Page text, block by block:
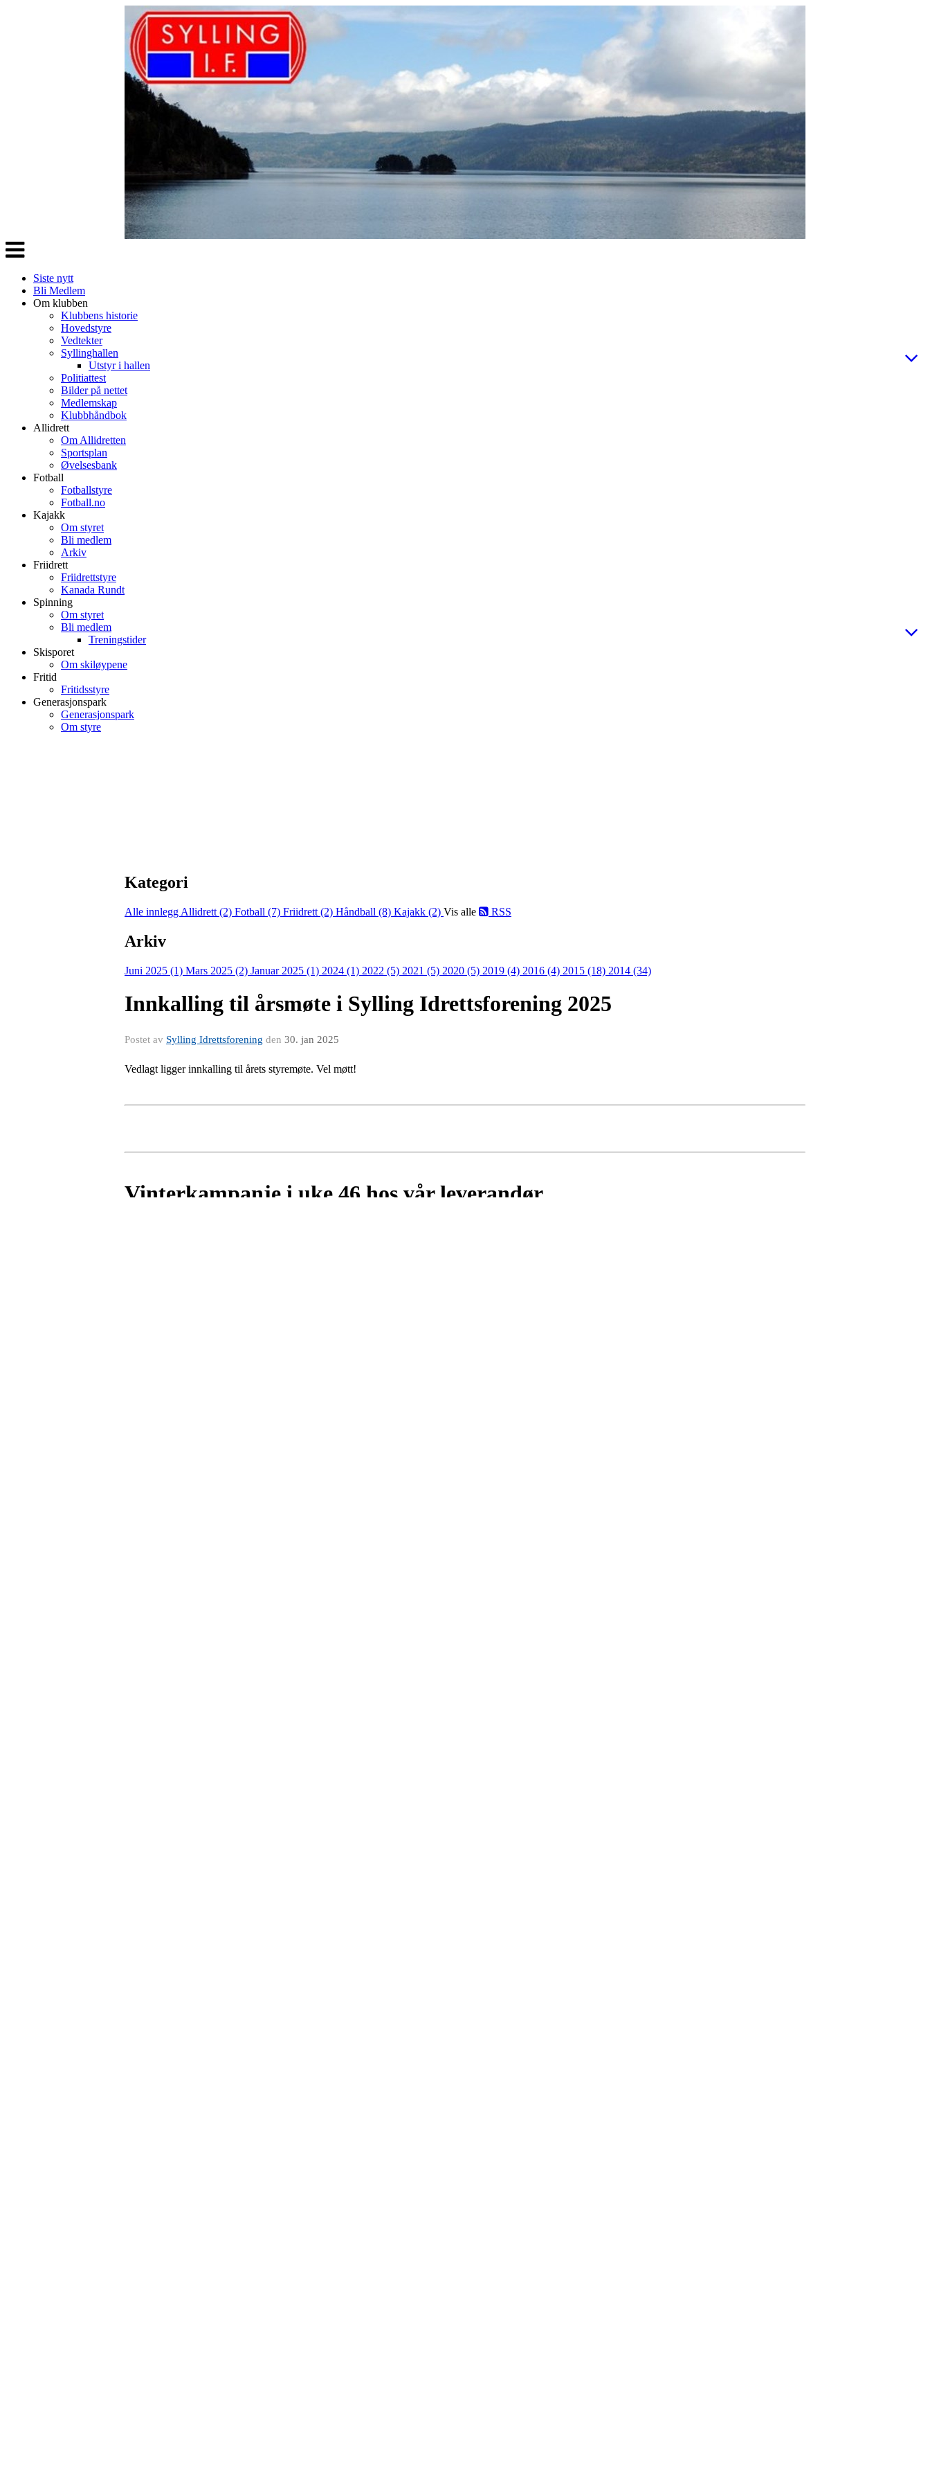
Veksle
navigasjon
Siste nytt
Bli Medlem
Om klubben
Klubbens historie
Hovedstyre
Vedtekter
Syllinghallen
Utstyr i hallen
Politiattest
Bilder på nettet
Medlemskap
Klubbhåndbok
Allidrett
Om Allidretten
Sportsplan
Øvelsesbank
Fotball
Fotballstyre
Fotball.no
Kajakk
Om styret
Bli medlem
Arkiv
Friidrett
Friidrettstyre
Kanada Rundt
Spinning
Om styret
Bli medlem
Treningstider
Skisporet
Om skiløypene
Fritid
Fritidsstyre
Generasjonspark
Generasjonspark
Om styre
Kategori
Alle innlegg Allidrett (2) Fotball (7) Friidrett (2) Håndball (8) Kajakk (2) Vis alle RSS
Arkiv
Juni 2025 (1) Mars 2025 (2) Januar 2025 (1) 2024 (1) 2022 (5) 2021 (5) 2020 (5) 2019 (4) 2016 (4) 2015 (18) 2014 (34)
Innkalling til årsmøte i Sylling Idrettsforening 2025
Postet av Sylling Idrettsforening den 30. jan 2025
Vedlagt ligger innkalling til årets styremøte. Vel møtt!
Vinterkampanje i uke 46 hos vår leverandør